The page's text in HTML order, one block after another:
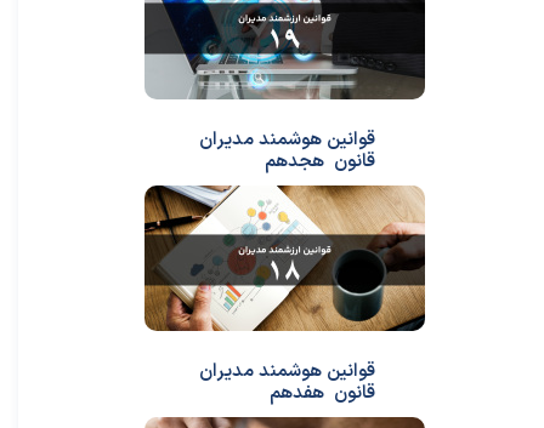
قوانین هوشمند مدیران
قانون هجدهم
قوانین هوشمند مدیران
قانون هفدهم